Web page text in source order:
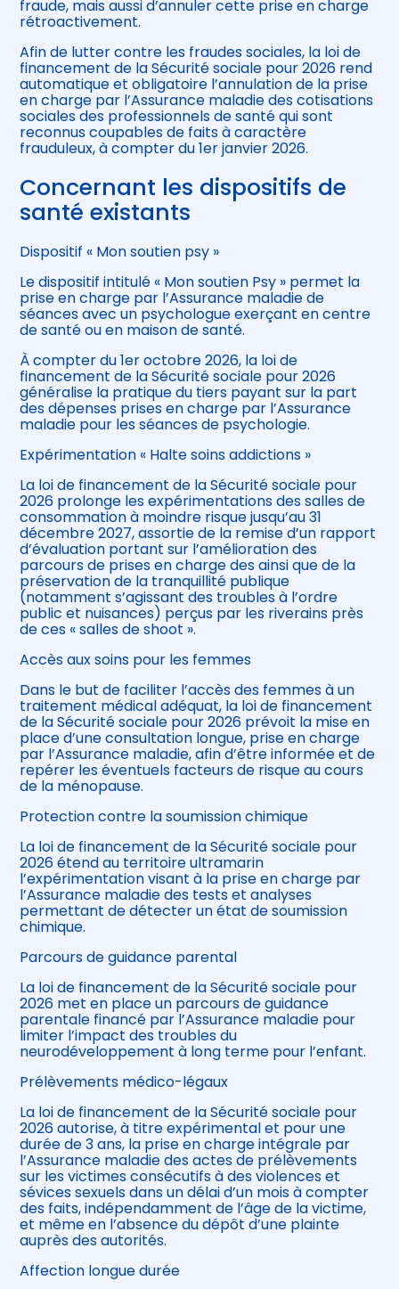
fraude, mais aussi d’annuler cette prise en charge
rétroactivement.
Afin de lutter contre les fraudes sociales, la loi de
financement de la Sécurité sociale pour 2026 rend
automatique et obligatoire l’annulation de la prise
en charge par l’Assurance maladie des cotisations
sociales des professionnels de santé qui sont
reconnus coupables de faits à caractère
frauduleux, à compter du 1er janvier 2026.
Concernant les dispositifs de
santé existants
Dispositif « Mon soutien psy »
Le dispositif intitulé « Mon soutien Psy » permet la
prise en charge par l’Assurance maladie de
séances avec un psychologue exerçant en centre
de santé ou en maison de santé.
À compter du 1er octobre 2026, la loi de
financement de la Sécurité sociale pour 2026
généralise la pratique du tiers payant sur la part
des dépenses prises en charge par l’Assurance
maladie pour les séances de psychologie.
Expérimentation « Halte soins addictions »
La loi de financement de la Sécurité sociale pour
2026 prolonge les expérimentations des salles de
consommation à moindre risque jusqu’au 31
décembre 2027, assortie de la remise d’un rapport
d’évaluation portant sur l’amélioration des
parcours de prises en charge des ainsi que de la
préservation de la tranquillité publique
(notamment s’agissant des troubles à l’ordre
public et nuisances) perçus par les riverains près
de ces « salles de shoot ».
Accès aux soins pour les femmes
Dans le but de faciliter l’accès des femmes à un
traitement médical adéquat, la loi de financement
de la Sécurité sociale pour 2026 prévoit la mise en
place d’une consultation longue, prise en charge
par l’Assurance maladie, afin d’être informée et de
repérer les éventuels facteurs de risque au cours
de la ménopause.
Protection contre la soumission chimique
La loi de financement de la Sécurité sociale pour
2026 étend au territoire ultramarin
l’expérimentation visant à la prise en charge par
l’Assurance maladie des tests et analyses
permettant de détecter un état de soumission
chimique.
Parcours de guidance parental
La loi de financement de la Sécurité sociale pour
2026 met en place un parcours de guidance
parentale financé par l’Assurance maladie pour
limiter l’impact des troubles du
neurodéveloppement à long terme pour l’enfant.
Prélèvements médico-légaux
La loi de financement de la Sécurité sociale pour
2026 autorise, à titre expérimental et pour une
durée de 3 ans, la prise en charge intégrale par
l’Assurance maladie des actes de prélèvements
sur les victimes consécutifs à des violences et
sévices sexuels dans un délai d’un mois à compter
des faits, indépendamment de l’âge de la victime,
et même en l’absence du dépôt d’une plainte
auprès des autorités.
Affection longue durée